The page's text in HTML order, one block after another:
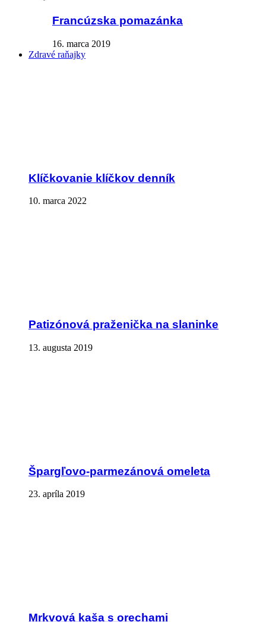
Francúzska pomazánka
16. marca 2019
Zdravé raňajky
Klíčkovanie klíčkov denník
10. marca 2022
Patizónová praženička na slaninke
13. augusta 2019
Špargľovo-parmezánová omeleta
23. apríla 2019
Mrkvová kaša s orechami